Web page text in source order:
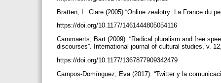
Bratten, L. Clare (2005) “Online zealotry: La France du
https://doi.org/10.1177/1461444805054116
Cammaerts, Bart (2009). “Radical pluralism and free
discourses”. International journal of cultural studies, v.
https://doi.org/10.1177/1367877909342479
Campos-Domínguez, Eva (2017). “Twitter y la